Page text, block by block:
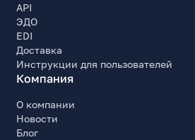
API
ЭДО
EDI
Доставка
Инструкции для пользователей
Компания
О компании
Новости
Блог